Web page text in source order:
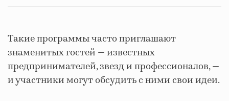
Такие программы часто приглашают
знаменитых гостей — известных
предпринимателей, звезд и профессионалов, —
и участники могут обсудить с ними свои идеи.